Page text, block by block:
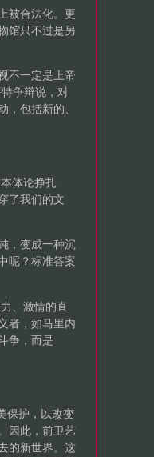
被合法化。更
馆只不过是另
不一定是上帝
争辩说，对
，包括新的、
体论挣扎
了我们的文
，变成一种沉
呢？标准答案
、激情的直
者，如马里内
争，而是
保护，以改变
因此，前卫艺
的新世界。这